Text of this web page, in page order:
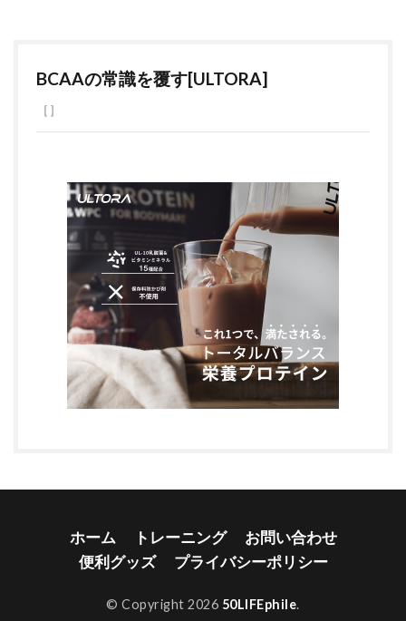
BCAAの常識を覆す[ULTORA]
ホーム トレーニング
お問い合わせ
便利グッズ
プライバシーポリシー
© Copyright 2026 50LIFEphile.